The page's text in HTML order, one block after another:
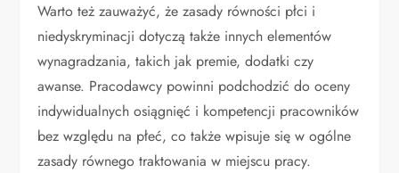
Warto też zauważyć, że zasady równości płci i
niedyskryminacji dotyczą także innych elementów
wynagradzania, takich jak premie, dodatki czy
awanse. Pracodawcy powinni podchodzić do oceny
indywidualnych osiągnięć i kompetencji pracowników
bez względu na płeć, co także wpisuje się w ogólne
zasady równego traktowania w miejscu pracy.